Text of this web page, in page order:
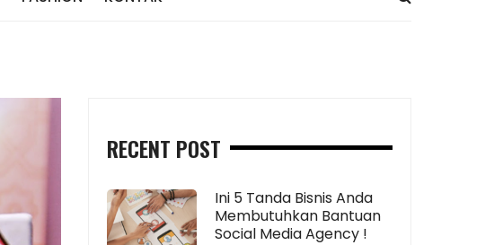
RECENT POST
Ini 5 Tanda Bisnis Anda
Membutuhkan Bantuan
Social Media Agency !